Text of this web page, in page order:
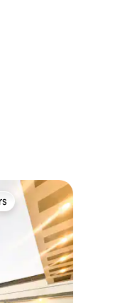
plus appréciés